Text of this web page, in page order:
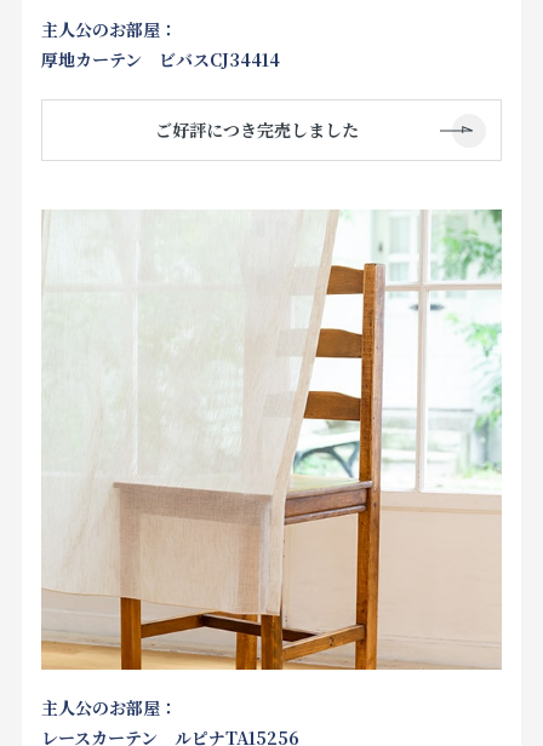
主人公のお部屋：
厚地カーテン ビバスCJ34414
ご好評につき完売しました
主人公のお部屋：
レースカーテン ルピナTA15256